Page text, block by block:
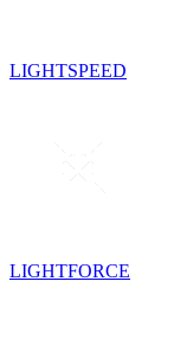
LIGHTSPEED
LIGHTFORCE